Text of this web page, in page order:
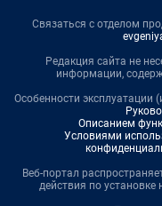
Связаться с отделом
Редакция сайта не
информации,
Особенности эксплуатации
Описанием
Условиями
Веб-портал
действия по установке